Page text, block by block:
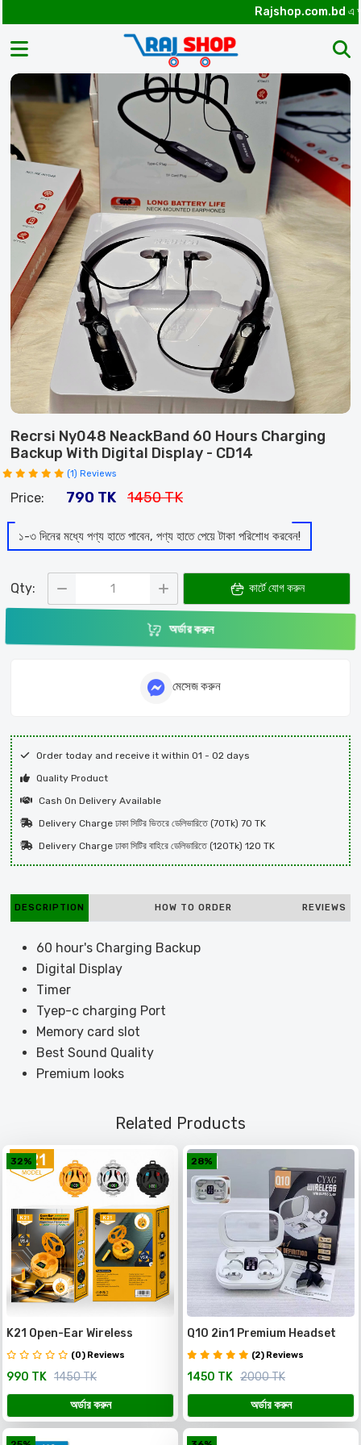
Rajshop.com.bdএ আপনাকে
Recrsi Ny048 NeackBand 60 Hours Charging
Backup With Digital Display - CD14
(1) Reviews
Price: 790 TK 1450 TK
১-৩ দিনের মধ্যে পণ্য হাতে পাবেন, পণ্য হাতে পেয়ে টাকা পরিশোধ করবেন!
Qty: কার্টে যোগ করুন
অর্ডার করুন
মেসেজ করুন
Order today and receive it within 01 - 02 days
Quality Product
Cash On Delivery Available
Delivery Charge ঢাকা সিটির ভিতরে ডেলিভারিতে (70Tk) 70 TK
Delivery Charge ঢাকা সিটির বাহিরে ডেলিভারিতে (120Tk) 120 TK
DESCRIPTION HOW TO ORDER REVIEWS
60 hour's Charging Backup
Digital Display
Timer
Tyep-c charging Port
Memory card slot
Best Sound Quality
Premium looks
Related Products
32%
K21 Open-Ear Wireless
Earbuds – স্টাইল, কমফোর্ট ও প্রিমিয়াম
সাউন্ড
(0) Reviews
990 TK 1450 TK
অর্ডার করুন
28%
Q10 2in1 Premium Headset
একটি চার্জিং কেসেই পাচ্ছেন ২ জোড়া (৪টি)
Wireless Earbuds
(2) Reviews
1450 TK 2000 TK
অর্ডার করুন